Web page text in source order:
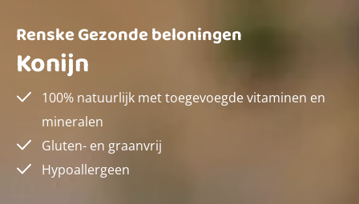
Renske Gezonde beloningen
Konijn
100% natuurlijk met toegevoegde vitaminen en
mineralen
Gluten- en graanvrij
Hypoallergeen